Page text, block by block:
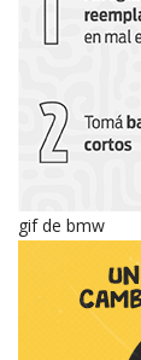
gif de bmw